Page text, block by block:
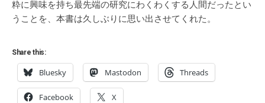
粋に興味を持ち最先端の研究にわくわくする人間だったとい
うことを、本書は久しぶりに思い出させてくれた。
Share this:
Bluesky Mastodon Threads
Facebook X